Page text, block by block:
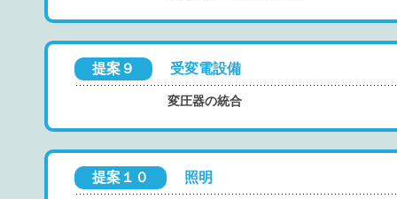
提案９ 受変電設備
変圧器の統合
提案１０ 照明